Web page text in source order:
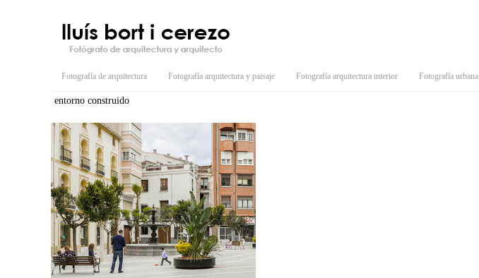
Fotografía de arquitectura Fotografía arquitectura y paisaje Fotografía arquitectura interior Fotografía urbana
entorno construido